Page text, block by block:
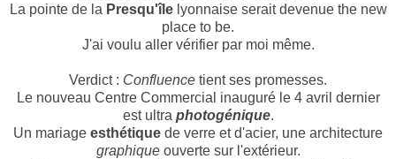
La pointe de la Presqu'îlelyonnaise serait devenue the new
place to be.
J'ai voulu aller vérifier par moi même.
Verdict : Confluence tient ses promesses.
Le nouveau Centre Commercial inauguré le 4 avril dernier
est ultra photogénique.
Un mariage esthétique de verre et d'acier, une architecture
graphiqueouverte sur l'extérieur.